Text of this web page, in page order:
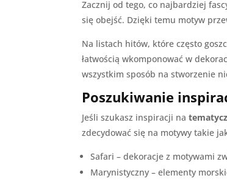
Zacznij od tego, co najbardziej
się obejść. Dzięki temu motyw
Na listach hitów, które często
łatwością wkomponować w
wszystkim sposób na stworzenie
Poszukiwanie
Jeśli szukasz inspiracji na
zdecydować się na motywy takie
Safari – dekoracje z motywami
Marynistyczny – elementy